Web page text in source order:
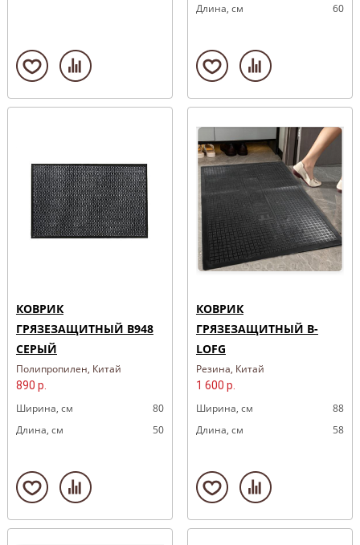
Длина, cм
60
КОВРИК
ГРЯЗЕЗАЩИТНЫЙ B948
СЕРЫЙ
Полипропилен, Китай
890 р.
Ширина, cм
80
Длина, cм
50
КОВРИК
ГРЯЗЕЗАЩИТНЫЙ B-
LOFG
Резина, Китай
1 600 р.
Ширина, cм
88
Длина, cм
58